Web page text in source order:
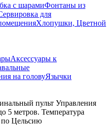
с шарамиФонтаны из
для
Хлопушки, Цветной
Аксессуары к
на головуЯзычки
пульт Управления
5 метров. Температура
по Цельсию